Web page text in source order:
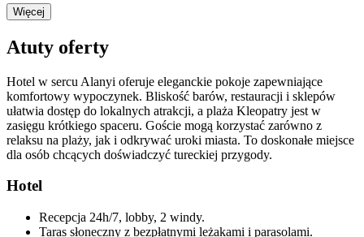
Więcej
Atuty oferty
Hotel w sercu Alanyi oferuje eleganckie pokoje zapewniające
komfortowy wypoczynek. Bliskość barów, restauracji i sklepów
ułatwia dostęp do lokalnych atrakcji, a plaża Kleopatry jest w
zasięgu krótkiego spaceru. Goście mogą korzystać zarówno z
relaksu na plaży, jak i odkrywać uroki miasta. To doskonałe miejsce
dla osób chcących doświadczyć tureckiej przygody.
Hotel
Recepcja 24h/7, lobby, 2 windy.
Taras słoneczny z bezpłatnymi leżakami i parasolami.